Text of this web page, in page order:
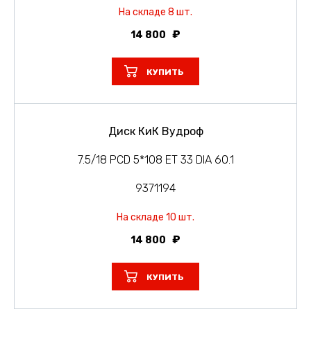
На складе 8 шт.
14 800
КУПИТЬ
Диск КиК Вудроф
7.5/18 PCD 5*108 ET 33 DIA 60.1
9371194
На складе 10 шт.
14 800
КУПИТЬ